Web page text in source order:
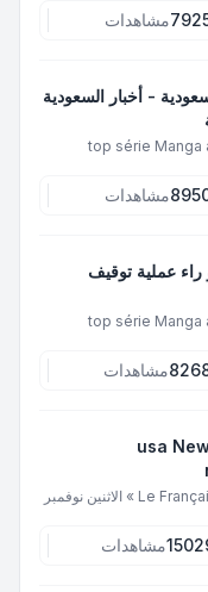
مشاهدات
- أخبار السعودية
top série Manga
مشاهدات
عملية توقيف
top série Manga
مشاهدات
usa
Le
» الاثنين نوفمبر
مشاهدات